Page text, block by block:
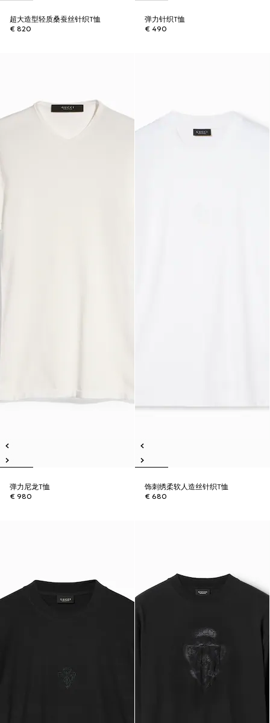
超大造型轻质桑蚕丝针织T恤
€ 820
弹力针织T恤
€ 490
弹力尼龙T恤
€ 980
饰刺绣柔软人造丝针织T恤
€ 680